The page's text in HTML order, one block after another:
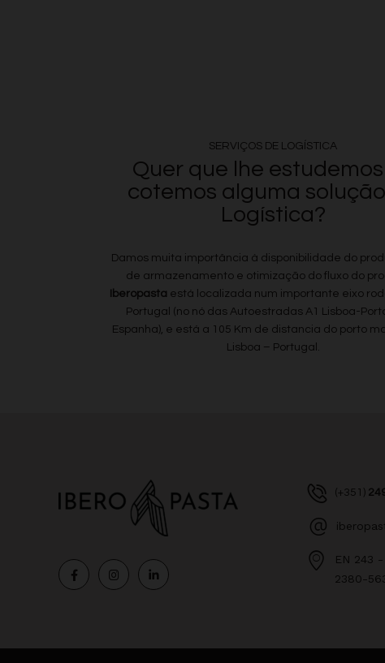
SERVIÇOS DE LOGÍSTICA
Quer que lhe
cotemos alguma
Logística?
Damos muita importância à disponibilidade do
de armazenamento e otimização do fluxo do
Iberopasta está localizada num importante eixo
Portugal (no nó das Autoestradas A1 Lisboa-
Espanha), e está a 105 Km de distancia do porto
Lisboa – Portugal.
(+351)
EN 243
2380-